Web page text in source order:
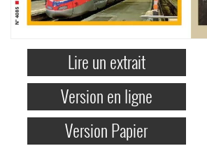
Lire un extrait
Version en ligne
Version Papier